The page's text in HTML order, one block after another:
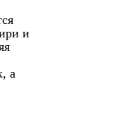
и
а